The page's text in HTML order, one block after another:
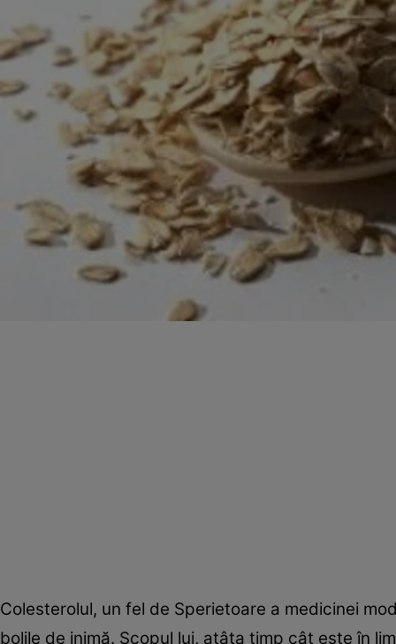
Colesterolul, un fel de Sperietoare a medicinei
bolile de inimă. Scopul lui, atâta timp cât este în